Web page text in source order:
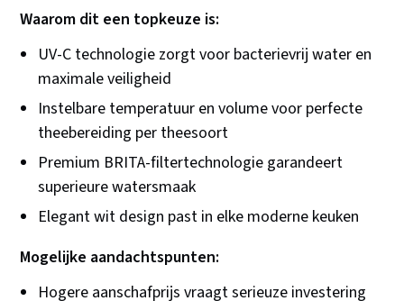
Waarom dit een topkeuze is:
UV-C technologie zorgt voor bacterievrij water en
maximale veiligheid
Instelbare temperatuur en volume voor perfecte
theebereiding per theesoort
Premium BRITA-filtertechnologie garandeert
superieure watersmaak
Elegant wit design past in elke moderne keuken
Mogelijke aandachtspunten:
Hogere aanschafprijs vraagt serieuze investering